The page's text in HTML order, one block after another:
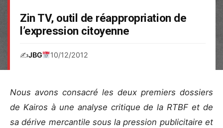
Zin TV, outil de réappropriation de
l’expression citoyenne
✍️JBG 10/12/2012
Nous avons consacré les deux premiers dossiers
de Kairos à une analyse critique de la RTBF et de
sa dérive mercantile sous la pression publicitaire et